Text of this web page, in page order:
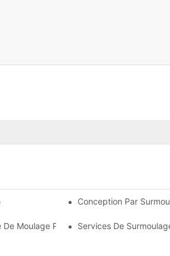
Gérer Des Exigences De Conception
Conception Par
Moulage Par Insertion Expérimentée
Services De